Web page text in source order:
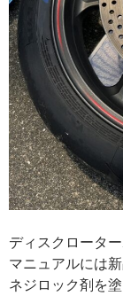
ディスクロータ
マニュアルには
ネジロック剤を